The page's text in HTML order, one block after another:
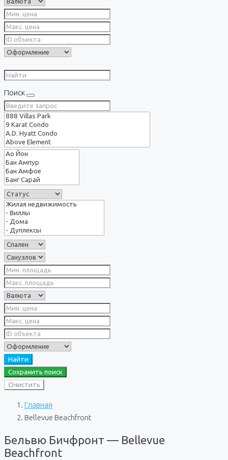
Поиск
Найти
Сохранить поиск
Очистить
Главная
Bellevue Beachfront
Бельвю Бичфронт — Bellevue
Beachfront